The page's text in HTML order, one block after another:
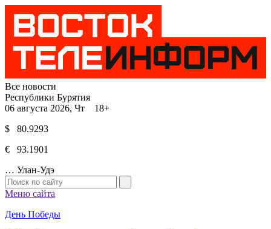
Все новости
Республики Бурятия
06 августа 2026, Чт 18+
$ 80.9293
€ 93.1901
… Улан-Удэ
Меню сайта
День Победы